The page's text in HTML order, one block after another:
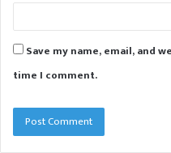
Save my name, email, and
time I comment.